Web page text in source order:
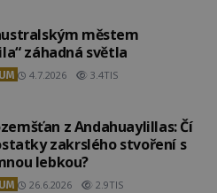
městem
záhadná světla
4.7.2026 3.4TIS
z Andahuaylillas: Čí
zakrslého stvoření s
lebkou?
26.6.2026 2.9TIS